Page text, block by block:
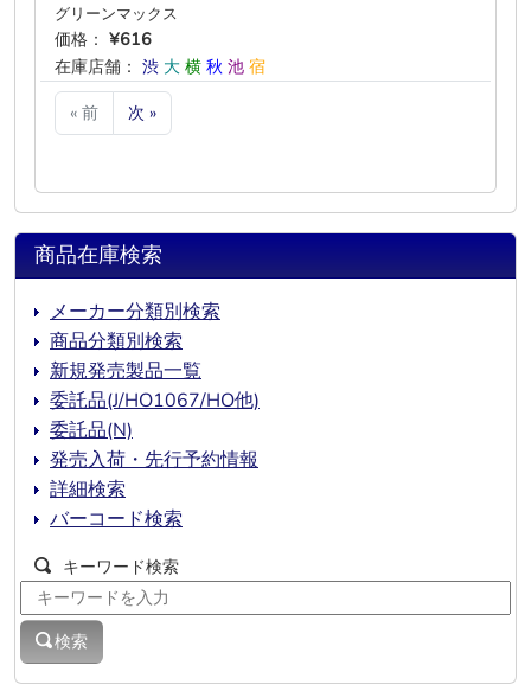
グリーンマックス
価格： ¥616
在庫店舗： 渋 大 横 秋 池 宿
« 前
次 »
商品在庫検索
メーカー分類別検索
商品分類別検索
新規発売製品一覧
委託品(J/HO1067/HO他)
委託品(N)
発売入荷・先行予約情報
詳細検索
バーコード検索
キーワード検索
検索